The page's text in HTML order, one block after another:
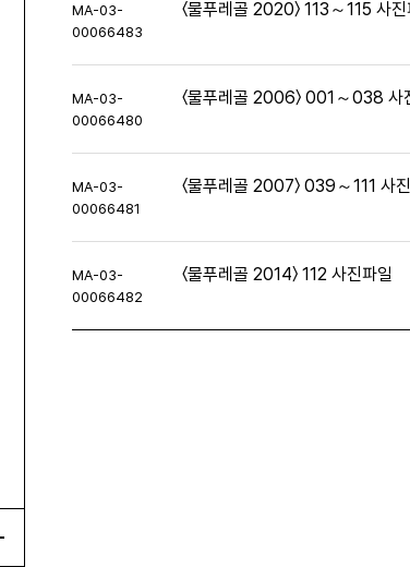
MA-03-
00066483
〈물푸레골 2020〉 113～115 사진
MA-03-
00066480
〈물푸레골 2006〉 001～038 사
MA-03-
00066481
〈물푸레골 2007〉 039～111 사
MA-03-
00066482
〈물푸레골 2014〉 112 사진파일